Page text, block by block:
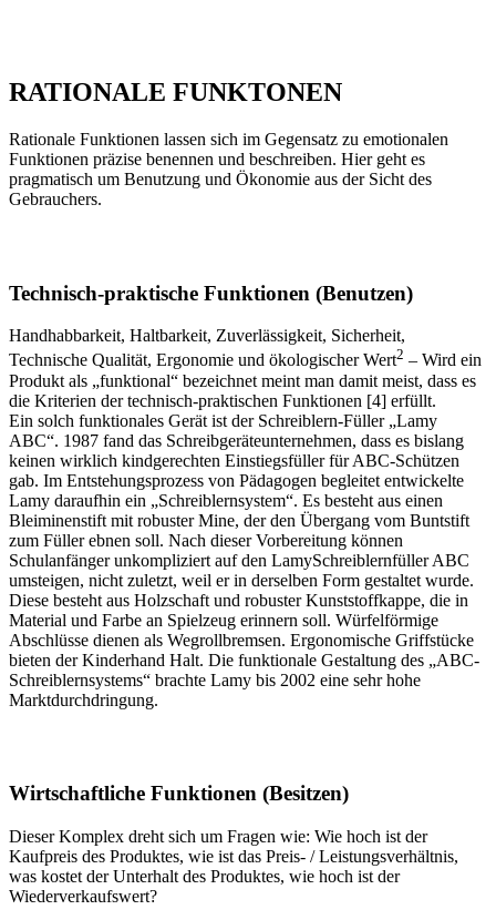
RATIONALE FUNKTONEN
Rationale Funktionen lassen sich im Gegensatz zu emotionalen
Funktionen präzise benennen und beschreiben. Hier geht es
pragmatisch um Benutzung und Ökonomie aus der Sicht des
Gebrauchers.
Technisch-praktische Funktionen (Benutzen)
Handhabbarkeit, Haltbarkeit, Zuverlässigkeit, Sicherheit,
Technische Qualität, Ergonomie und ökologischer Wert2 – Wird ein
Produkt als „funktional“ bezeichnet meint man damit meist, dass es
die Kriterien der technisch-praktischen Funktionen [4] erfüllt.
Ein solch funktionales Gerät ist der Schreiblern-Füller „Lamy
ABC“. 1987 fand das Schreibgeräteunternehmen, dass es bislang
keinen wirklich kindgerechten Einstiegsfüller für ABC-Schützen
gab. Im Entstehungsprozess von Pädagogen begleitet entwickelte
Lamy daraufhin ein „Schreiblernsystem“. Es besteht aus einen
Bleiminenstift mit robuster Mine, der den Übergang vom Buntstift
zum Füller ebnen soll. Nach dieser Vorbereitung können
Schulanfänger unkompliziert auf den LamySchreiblernfüller ABC
umsteigen, nicht zuletzt, weil er in derselben Form gestaltet wurde.
Diese besteht aus Holzschaft und robuster Kunststoffkappe, die in
Material und Farbe an Spielzeug erinnern soll. Würfelförmige
Abschlüsse dienen als Wegrollbremsen. Ergonomische Griffstücke
bieten der Kinderhand Halt. Die funktionale Gestaltung des „ABC-
Schreiblernsystems“ brachte Lamy bis 2002 eine sehr hohe
Marktdurchdringung.
Wirtschaftliche Funktionen (Besitzen)
Dieser Komplex dreht sich um Fragen wie: Wie hoch ist der
Kaufpreis des Produktes, wie ist das Preis- / Leistungsverhältnis,
was kostet der Unterhalt des Produktes, wie hoch ist der
Wiederverkaufswert?